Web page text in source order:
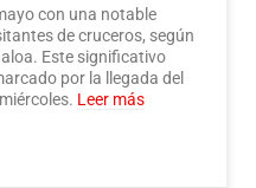
con una notable
de cruceros, según
Este significativo
por la llegada del
Leer más